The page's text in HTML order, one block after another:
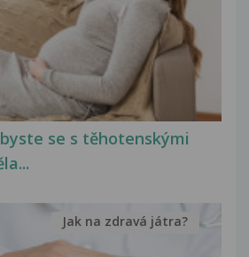
byste se s těhotenskými
Jak na zdravá játra?